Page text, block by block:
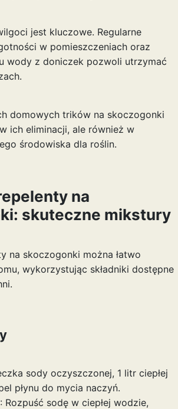
jest kluczowe. Regularne
w pomieszczeniach oraz
wody z doniczek pozwoli utrzymać
domowych trików na skoczogonki
ich eliminacji, ale również w
środowiska dla roślin.
na
skuteczne mikstury
na skoczogonki można łatwo
wykorzystując składniki dostępne
sody oczyszczonej, 1 litr ciepłej
płynu do mycia naczyń.
: Rozpuść sodę w ciepłej wodzie,